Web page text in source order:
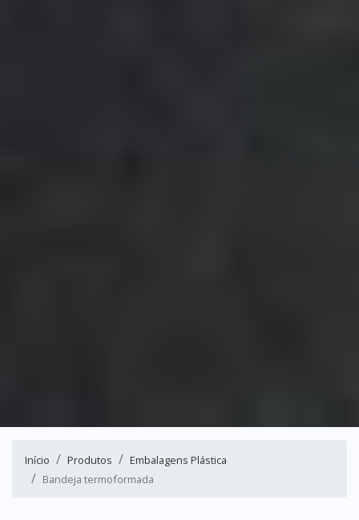
Início Produtos
Embalagens Plástica
Bandeja termoformada